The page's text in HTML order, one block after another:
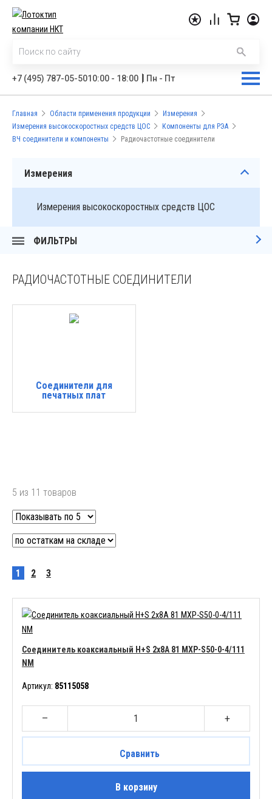
+7 (495) 787-05-5010:00 - 18:00 Пн - Пт
Главная Области применения продукции
Измерения
Измерения высокоскоростных средств ЦОС
Компоненты для РЭА
ВЧ соединители и компоненты
Радиочастотные соединители
Измерения
Измерения высокоскоростных средств ЦОС
ФИЛЬТРЫ
РАДИОЧАСТОТНЫЕ СОЕДИНИТЕЛИ
Соединители для
печатных плат
5 из 11 товаров
1 2 3
Соединитель коаксиальный H+S 2x8A 81 MXP-S50-0-4/111
NM
Артикул: 85115058
– +
Сравнить
В корзину